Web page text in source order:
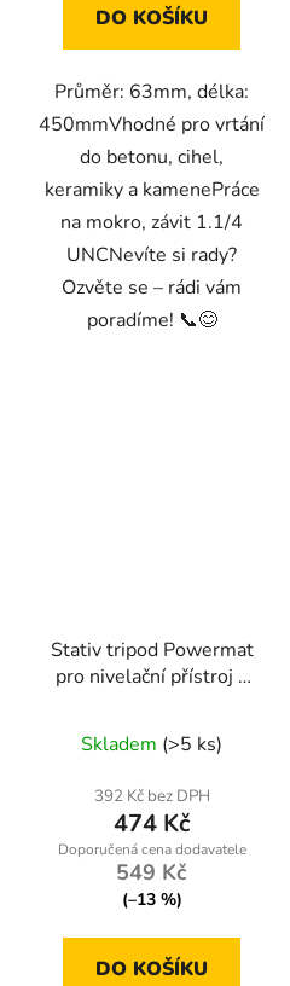
DO KOŠÍKU
Průměr: 63mm, délka:
450mmVhodné pro vrtání
do betonu, cihel,
keramiky a kamenePráce
na mokro, závit 1.1/4
UNCNevíte si rady?
Ozvěte se – rádi vám
poradíme! 📞😊
Stativ tripod Powermat
pro nivelační přístroj a
Skladem (>5 ks)
392 Kč bez DPH
474 Kč
549 Kč
(–13 %)
DO KOŠÍKU